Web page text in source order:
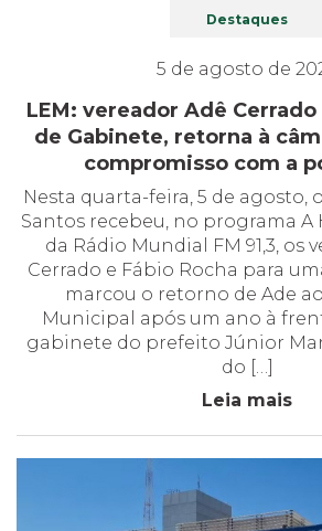
Destaques
5 de agosto de
LEM: vereador Adê
de Gabinete, retorna à
compromisso com a
Nesta quarta-feira, 5 de agosto,
Santos recebeu, no programa A
da Rádio Mundial FM 91,3, os
Cerrado e Fábio Rocha para
marcou o retorno de Ade
Municipal após um ano à
gabinete do prefeito Júnior
do […]
Leia mais